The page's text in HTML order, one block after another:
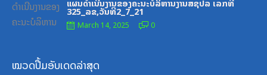
ແຜນດຳເນີນງານຂອງຄະນະບໍລິຫານງານສຊປລ ເລກທີ
325_ລຂ,ວັນທີ2_7_21
March 14, 2025 0
ໝວດປື້ມອັບເດດລ່າສຸດ